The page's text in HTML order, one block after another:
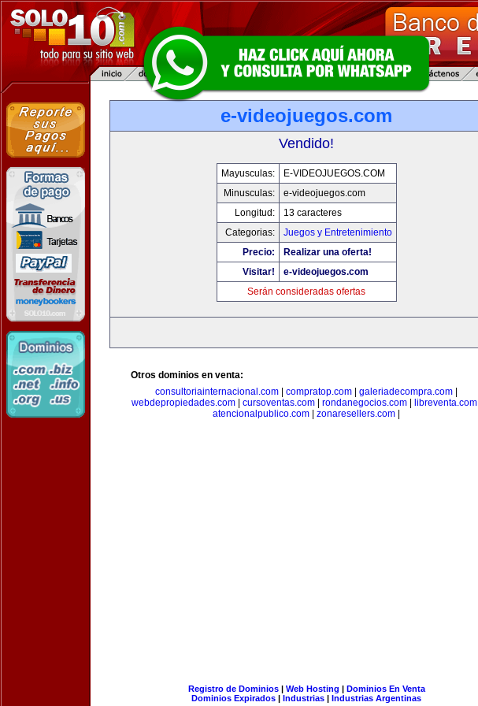
e-videojuegos.com
Vendido!
Mayusculas:
E-VIDEOJUEGOS.COM
Minusculas:
e-videojuegos.com
Longitud:
13 caracteres
Categorias:
Juegos y Entretenimiento
Precio:
Realizar una oferta!
Visitar!
e-videojuegos.com
Serán consideradas ofertas
Otros dominios en venta:
consultoriainternacional.com
compratop.com galeriadecompra.com
webdepropiedades.com| cursoventas.com| rondanegocios.com| libreventa.com|
atencionalpublico.com
zonaresellers.com
Registro de Dominios| Web Hosting | Dominios En Venta
Dominios Expirados | Industrias | Industrias Argentinas